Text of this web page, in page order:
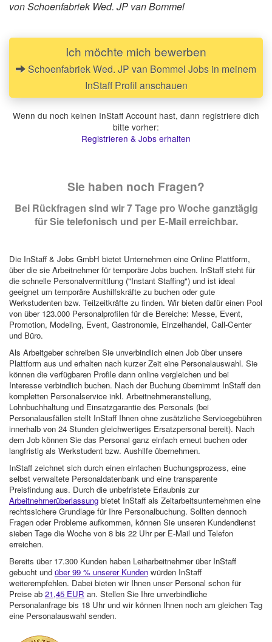
von Schoenfabriek Wed. JP van Bommel
Ich möchte mich bewerben
Schoenfabriek Wed. JP van Bommel Jobs in meinem
InStaff Profil anschauen
Wenn du noch keinen InStaff Account hast, dann registriere dich
bitte vorher:
Registrieren & Jobs erhalten
Sie haben noch Fragen?
Bei Rückfragen sind wir 7 Tage pro Woche ganztägig
für Sie telefonisch und per E-Mail erreichbar.
Die InStaff & Jobs GmbH bietet Unternehmen eine Online Plattform,
über die sie Arbeitnehmer für temporäre Jobs buchen. InStaff steht für
die schnelle Personalvermittlung ("Instant Staffing") und ist ideal
geeignet um temporäre Aushilfskräfte zu buchen oder gute
Werkstudenten bzw. Teilzeitkräfte zu finden. Wir bieten dafür einen Pool
von über 123.000 Personalprofilen für die Bereiche: Messe, Event,
Promotion, Modeling, Event, Gastronomie, Einzelhandel, Call-Center
und Büro.
Als Arbeitgeber schreiben Sie unverbindlich einen Job über unsere
Plattform aus und erhalten nach kurzer Zeit eine Personalauswahl. Sie
können die verfügbaren Profile dann online vergleichen und bei
Interesse verbindlich buchen. Nach der Buchung übernimmt InStaff den
kompletten Personalservice inkl. Arbeitnehmeranstellung,
Lohnbuchhaltung und Einsatzgarantie des Personals (bei
Personalausfällen stellt InStaff Ihnen ohne zusätzliche Servicegebühren
innerhalb von 24 Stunden gleichwertiges Ersatzpersonal bereit). Nach
dem Job können Sie das Personal ganz einfach erneut buchen oder
langfristig als Werkstudent bzw. Aushilfe übernehmen.
InStaff zeichnet sich durch einen einfachen Buchungsprozess, eine
selbst verwaltete Personaldatenbank und eine transparente
Preisfindung aus. Durch die unbefristete Erlaubnis zur
Arbeitnehmerüberlassung bietet InStaff als Zeitarbeitsunternehmen eine
rechtssichere Grundlage für Ihre Personalbuchung. Sollten dennoch
Fragen oder Probleme aufkommen, können Sie unseren Kundendienst
sieben Tage die Woche von 8 bis 22 Uhr per E-Mail und Telefon
erreichen.
Bereits über 17.300 Kunden haben Leiharbeitnehmer über InStaff
gebucht und über 99 % unserer Kunden würden InStaff
weiterempfehlen. Dabei bieten wir Ihnen unser Personal schon für
Preise ab 21,45 EUR an. Stellen Sie Ihre unverbindliche
Personalanfrage bis 18 Uhr und wir können Ihnen noch am gleichen Tag
eine Personalauswahl senden.